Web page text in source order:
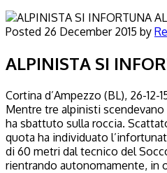
Posted 26 December 2015 by
ALPINISTA SI
Cortina d’Ampezzo (BL), 26-12-
Mentre tre alpinisti
ha sbattuto sulla roccia.
quota ha individuato l’i
di 60 metri dal tecnico del
rientrando autonomamente, in